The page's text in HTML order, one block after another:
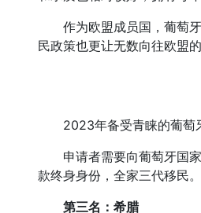
作为欧盟成员国，葡萄牙
民政策也更让无数向往欧盟
2023年备受青睐的葡萄牙
申请者需要向葡萄牙国家
款终身身份，全家三代移民。
第三名：希腊